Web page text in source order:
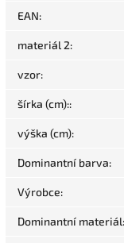
EAN:
materiál 2:
vzor:
šírka (cm)::
výška (cm):
Dominantní barva:
Výrobce:
Dominantní materiál: